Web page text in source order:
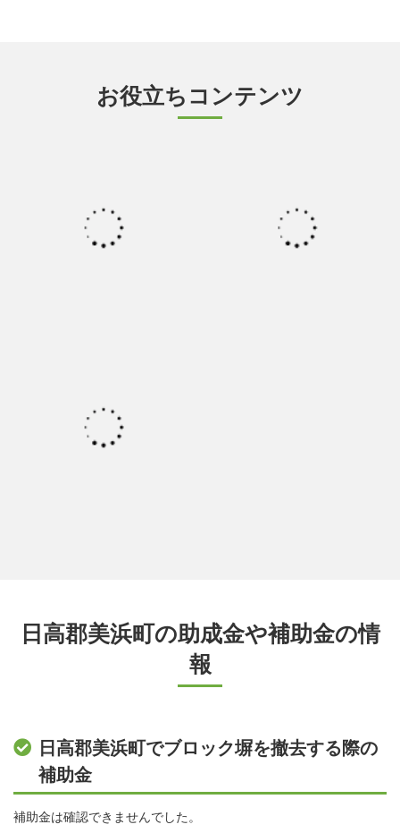
お役立ちコンテンツ
日高郡美浜町の助成金や補助金の情
報
日高郡美浜町でブロック塀を撤去する際の
補助金
補助金は確認できませんでした。